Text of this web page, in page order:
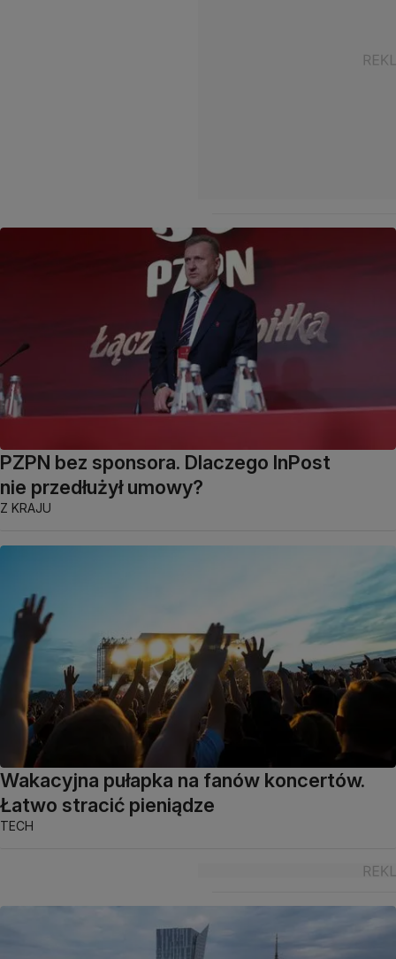
PZPN bez sponsora. Dlaczego InPost
nie przedłużył umowy?
Z KRAJU
Wakacyjna pułapka na fanów koncertów.
Łatwo stracić pieniądze
TECH